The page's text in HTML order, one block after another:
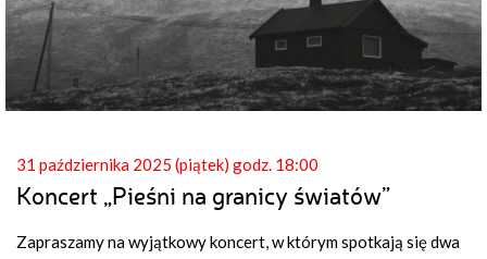
31 października 2025 (piątek) godz. 18:00
Koncert „Pieśni na granicy światów”
Zapraszamy na wyjątkowy koncert, w którym spotkają się dwa